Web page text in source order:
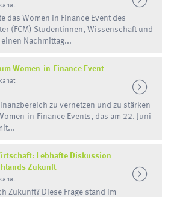
das Women in Finance Event des
(FCM) Studentinnen, Wissenschaft und
Nachmittag...
Women-in-Finance Event
zu vernetzen und zu stärken
in-Finance Events, das am 22. Juni
Lebhafte Diskussion
Zukunft
Zukunft? Diese Frage stand im